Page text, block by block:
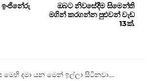
ඔබට නිවසේදීම සිමෙන්ති
මගින් කරගන්න පුළුවන් වැඩ
13ක්.
දමා යන මෙන් ඉල්ලා සිටිනවා....